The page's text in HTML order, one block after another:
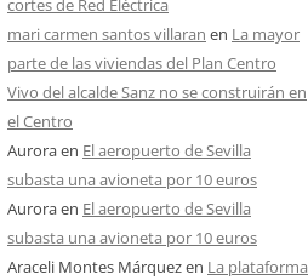
cortes de Red Eléctrica
mari carmen santos villaran en La mayor
parte de las viviendas del Plan Centro
Vivo del alcalde Sanz no se construirán en
el Centro
Auroraen El aeropuerto de Sevilla
subasta una avioneta por 10 euros
Auroraen El aeropuerto de Sevilla
subasta una avioneta por 10 euros
Araceli Montes Márquezen La plataforma